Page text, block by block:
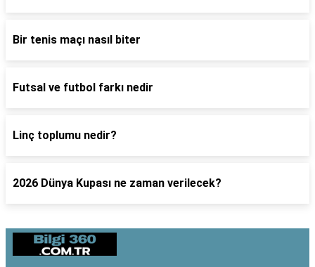
Bir tenis maçı nasıl biter
Futsal ve futbol farkı nedir
Linç toplumu nedir?
2026 Dünya Kupası ne zaman verilecek?